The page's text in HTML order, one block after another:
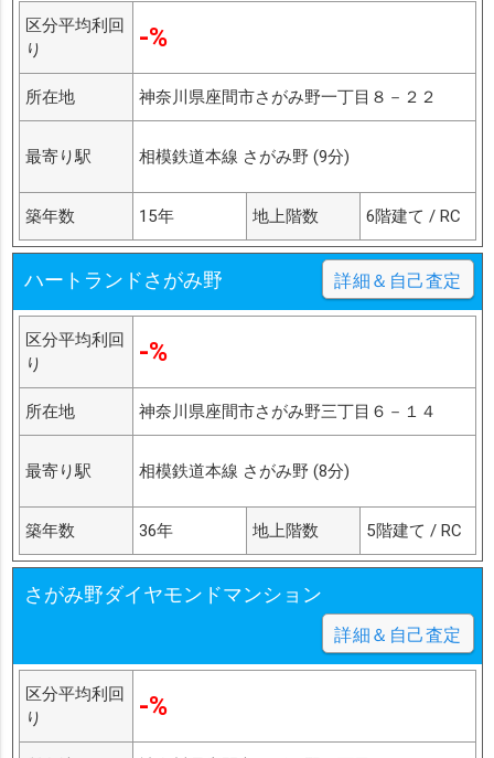
区分平均利回
り
-%
所在地 神奈川県座間市さがみ野一丁目８－２２
最寄り駅 相模鉄道本線 さがみ野 (9分)
築年数 15年 地上階数 6階建て / RC
ハートランドさがみ野 詳細＆自己査定
区分平均利回
り
-%
所在地 神奈川県座間市さがみ野三丁目６－１４
最寄り駅 相模鉄道本線 さがみ野 (8分)
築年数 36年 地上階数 5階建て / RC
さがみ野ダイヤモンドマンション
詳細＆自己査定
区分平均利回
り
-%